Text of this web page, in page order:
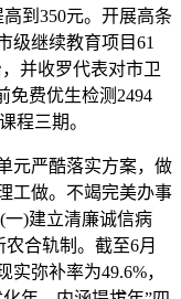
到350元。开展高条
级继续教育项目61
并收罗代表对市卫
免费优生检测2494
程三期。
严酷落实方案，做
工做。不竭完美办事
)建立清廉诚信病
合轨制。截至6月
弥补率为49.6%，